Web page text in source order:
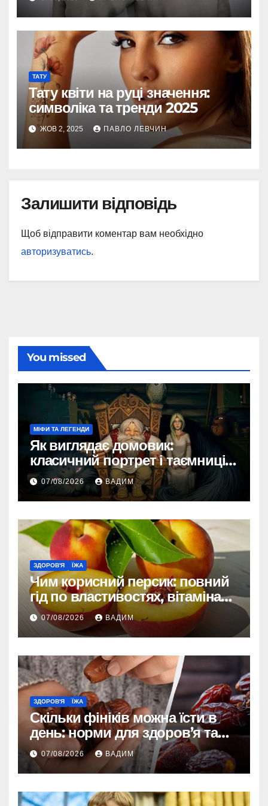
ТАТУ
Тату квіти на руці значення:
символіка та тренди 2025
ЖОВ 2, 2025 ПАВЛО ЛЕВЧИН
Залишити відповідь
Щоб відправити коментар вам необхідно
авторизуватись.
You missed
МІФИ ТА ЛЕГЕНДИ
Як виглядає домовик:
класичний портрет і таємниці
зовнішності
07/08/2026 ВАДИМ
ЗДОРОВ'Я ЇЖА
Чим корисний персик: повний
гід по властивостях, вітамінах і
впливі на організм
07/08/2026 ВАДИМ
ЗДОРОВ'Я ЇЖА
Скільки фініків можна їсти в
день: норми для здоров’я та
енергії
07/08/2026 ВАДИМ